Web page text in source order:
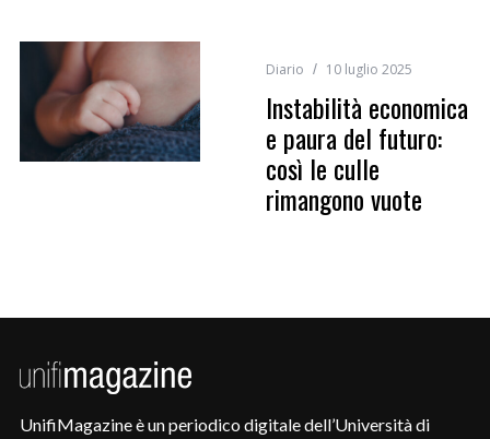
Diario 10 luglio 2025
Instabilità economica
e paura del futuro:
così le culle
rimangono vuote
UnifiMagazine è un periodico digitale dell’Università di